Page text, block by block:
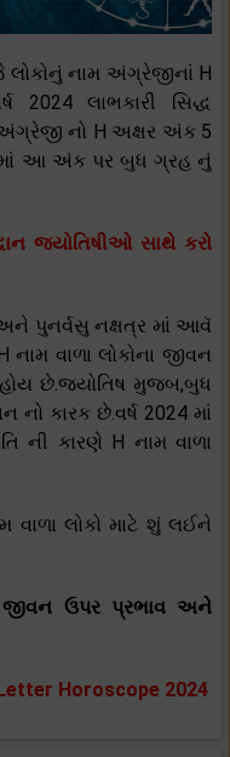
લોકોનું નામ અંગ્રેજીનાં H
લાભકારી સિદ્ધ
નો H અક્ષર અંક 5
આ અંક પર બુધ ગ્રહ નું
જ્યોતિષીઓ સાથે કરો
પુનર્વસુ નક્ષત્ર માં આવૅ
વાળા લોકોના જીવન
છે.જ્યોતિષ મુજબ,બુધ
કારક છે.વર્ષ 2024 માં
કારણે H નામ વાળા
વાળા લોકો માટે શું લઈને
જીવન ઉપર પ્રભાવ અને
Horoscope 2024